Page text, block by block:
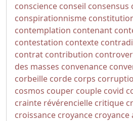
conscience conseil consensus
conspirationnisme
contemplation contenant
contestation contexte
contrat contribution
des masses convenance
corbeille corde corps
cosmos couper couple covid
crainte révérencielle critique
croissance croyance croyance